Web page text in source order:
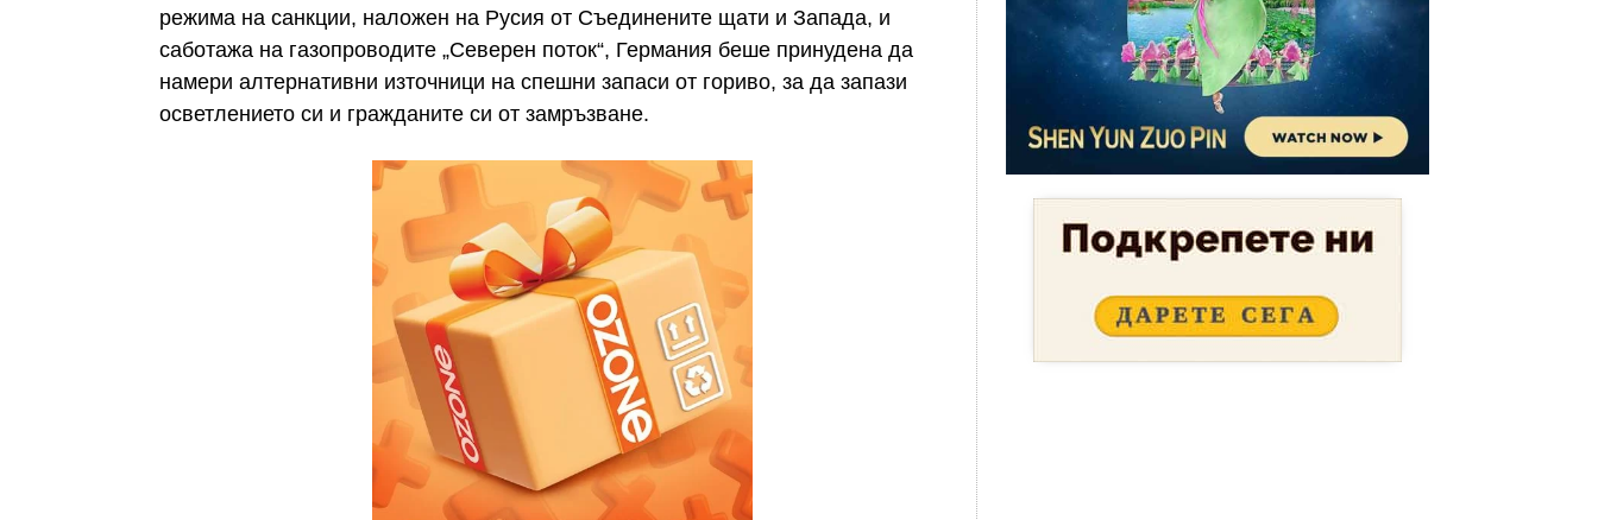
режима на санкции, наложен на Русия от Съединените щати и Запада, и
саботажа на газопроводите „Северен поток“, Германия беше принудена да
намери алтернативни източници на спешни запаси от гориво, за да запази
осветлението си и гражданите си от замръзване.